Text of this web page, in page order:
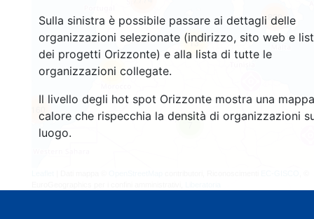
Sulla sinistra è possibile passare ai dettagli delle
organizzazioni selezionate (indirizzo, sito web e
dei progetti Orizzonte) e alla lista di tutte le
organizzazioni collegate.
Il livello degli hot spot Orizzonte mostra una
calore che rispecchia la densità di organizzazioni
luogo.
7
13
66
829